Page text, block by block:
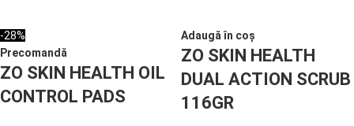
-28%
Precomandă
ZO SKIN HEALTH OIL
CONTROL PADS
Adaugă în coș
ZO SKIN HEALTH
DUAL ACTION SCRUB
116GR